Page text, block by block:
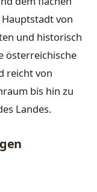
von
und historisch
österreichische
reicht von
bis hin zu
Landes.